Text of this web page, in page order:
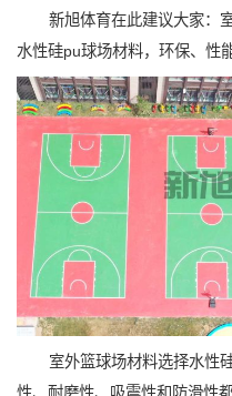
新旭体育在此建议大家：
水性硅pu球场材料，环保、性
室外篮球场材料选择水性
性、耐磨性、吸震性和防滑性